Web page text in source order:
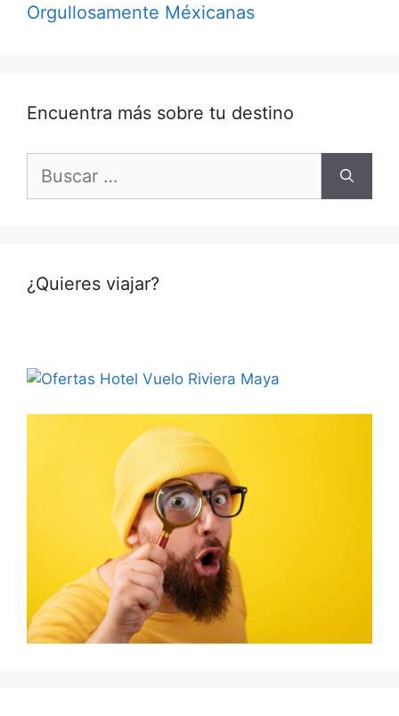
Orgullosamente Méxicanas
Encuentra más sobre tu destino
¿Quieres viajar?